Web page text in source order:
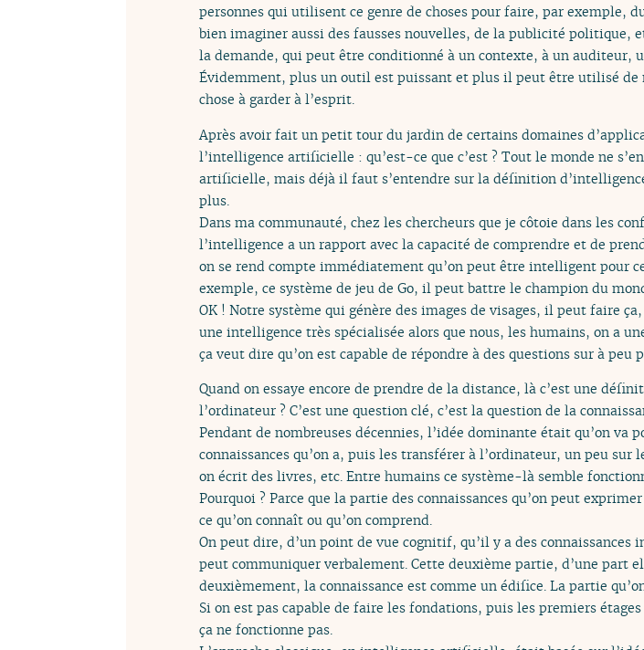
personnes qui utilisent ce genre de choses pour faire, par exemple,
bien imaginer aussi des fausses nouvelles, de la publicité politique,
la demande, qui peut être conditionné à un contexte, à un auditeur,
Évidemment, plus un outil est puissant et plus il peut être utilisé de
chose à garder à l’esprit.
Après avoir fait un petit tour du jardin de certains domaines
l’intelligence artificielle : qu’est-ce que c’est ? Tout le monde ne
artificielle, mais déjà il faut s’entendre sur la définition
plus.
Dans ma communauté, chez les chercheurs que je côtoie dans les
l’intelligence a un rapport avec la capacité de comprendre et de
on se rend compte immédiatement qu’on peut être intelligent pour
exemple, ce système de jeu de Go, il peut battre le champion du
OK ! Notre système qui génère des images de visages, il peut faire
une intelligence très spécialisée alors que nous, les humains, on a
ça veut dire qu’on est capable de répondre à des questions sur à peu
Quand on essaye encore de prendre de la distance, là c’est une
l’ordinateur ? C’est une question clé, c’est la question de la
Pendant de nombreuses décennies, l’idée dominante était qu’on
connaissances qu’on a, puis les transférer à l’ordinateur, un peu
on écrit des livres, etc. Entre humains ce système-là semble
Pourquoi ? Parce que la partie des connaissances qu’on peut
ce qu’on connaît ou qu’on comprend.
On peut dire, d’un point de vue cognitif, qu’il y a des
peut communiquer verbalement. Cette deuxième partie, d’une part
deuxièmement, la connaissance est comme un édifice. La partie
Si on est pas capable de faire les fondations, puis les premiers
ça ne fonctionne pas.